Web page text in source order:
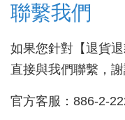
聯繫我們
如果您針對【退貨
直接與我們聯繫，謝
官方客服：886-2-